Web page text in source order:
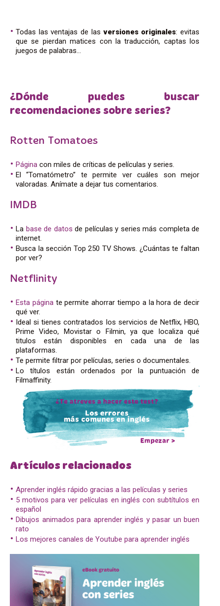
Todas las ventajas de lasversiones originales: evitas
que se pierdan matices con la traducción, captas los
juegos de palabras…
¿Dónde puedes buscar
recomendaciones sobre series?
Rotten Tomatoes
Página con miles de críticas de películas y series.
El “Tomatómetro” te permite ver cuáles son mejor
valoradas. Anímate a dejar tus comentarios.
IMDB
La base de datos de películas y series más completa de
internet.
Busca la sección Top 250 TV Shows. ¿Cuántas te faltan
por ver?
Netflinity
Esta páginate permite ahorrar tiempo a la hora de decir
qué ver.
Ideal si tienes contratados los servicios de Netflix, HBO,
Prime Video, Movistar o Filmin, ya que localiza qué
titulos están disponibles en cada una de las
plataformas.
Te permite filtrar por películas, series o documentales.
Lo títulos están ordenados por la puntuación de
Filmaffinity.
Artículos relacionados
Aprender inglés rápido gracias a las películas y series
5 motivos para ver películas en inglés con subtítulos en
español
Dibujos animados para aprender inglés y pasar un buen
rato
Los mejores canales de Youtube para aprender inglés